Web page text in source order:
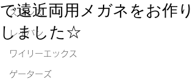
スワンズ
レイバン
ワイリーエックス
ゲーターズ
で遠近両用メガネをお作り
しました☆